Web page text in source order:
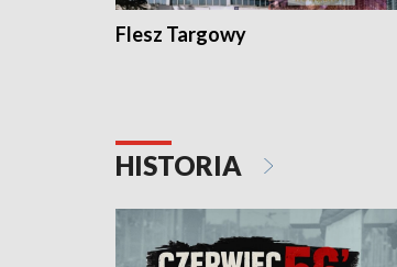
Flesz Targowy
HISTORIA